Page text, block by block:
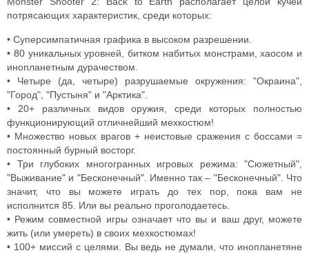
потрясающих характеристик, среди которых:
• Суперсимпатичная графика в высоком разрешении.
• 80 уникальных уровней, битком набитых монстрами, хаосом и
инопланетным дурачеством.
• Четыре (да, четыре) разрушаемые окружения: "Окраина",
"Город", "Пустыня" и "Арктика".
• 20+ различных видов оружия, среди которых полностью
функционирующий отличнейший мехкостюм!
• Множество новых врагов + неистовые сражения с боссами =
постоянный бурный восторг.
• Три глубоких многогранных игровых режима: "Сюжетный",
"Выживание" и "Бесконечный". Именно так – "Бесконечный". Что
значит, что вы можете играть до тех пор, пока вам не
исполнится 85. Или вы реально проголодаетесь.
• Режим совместной игры означает что вы и ваш друг, можете
жить (или умереть) в своих мехкостюмах!
• 100+ миссий с целями. Вы ведь не думали, что инопланетяне